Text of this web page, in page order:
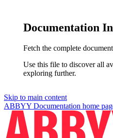
Documentation
Fetch the complete
Use this file to discover all
exploring further.
Skip to main content
ABBYY Documentation home